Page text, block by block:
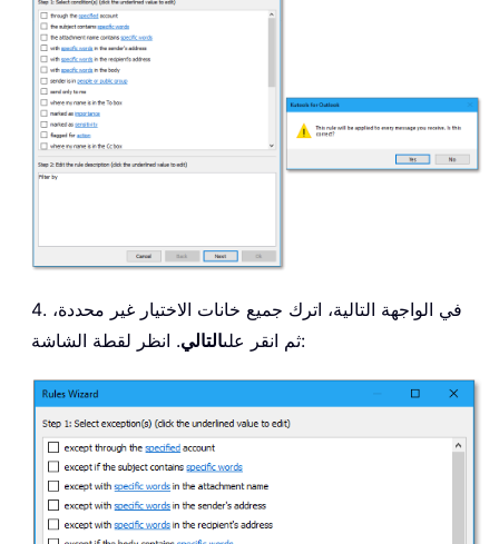
4. في الواجهة التالية، اترك جميع خانات الاختيار غير محددة،
ثم انقر علىالتالي . انظر لقطة الشاشة: